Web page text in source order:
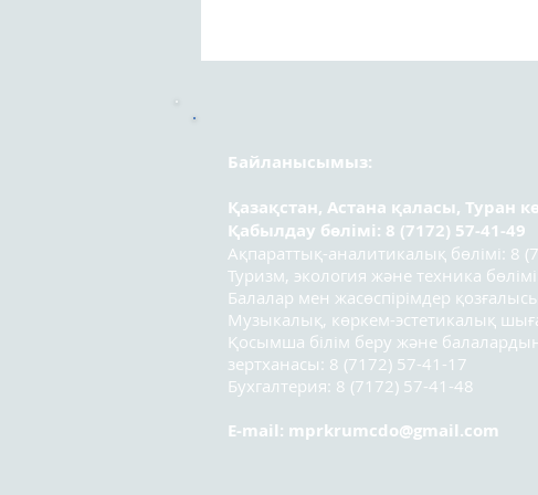
Байланысымыз:
Қазақстан, Астана қаласы, Туран
Қабылдау бөлімі: 8 (7172) 57-41-49
Ақпараттық-аналитикалық бөлімі: 8
Туризм, экология және техника
Балалар мен жасөспірімдер
Музыкалық, көркем-эстетикалық
Қосымша білім беру және
зертханасы: 8 (7172) 57-41-17
Бухгалтерия: 8 (7172) 57-41-48
E-mail: mprkrumcdo@gmail.com